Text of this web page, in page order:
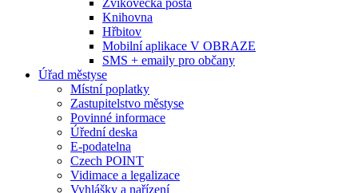
Zvíkovecká pošta
Knihovna
Hřbitov
Mobilní aplikace V OBRAZE
SMS + emaily pro občany
Úřad městyse
Místní poplatky
Zastupitelstvo městyse
Povinné informace
Úřední deska
E-podatelna
Czech POINT
Vidimace a legalizace
Vyhlášky a nařízení